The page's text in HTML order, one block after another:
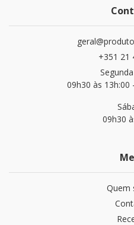
+351 21
09h30 às 13h:00
09h30
Quem